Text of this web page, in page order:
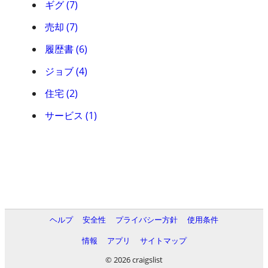
ギグ (7)
売却 (7)
履歴書 (6)
ジョブ (4)
住宅 (2)
サービス (1)
ヘルプ 安全性 プライバシー方針
使用条件
情報
アプリ
サイトマップ
© 2026 craigslist